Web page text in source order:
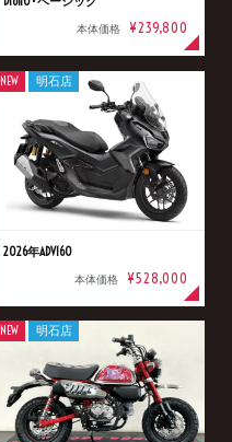
本体価格 ¥239,800
2026年ADV160
本体価格 ¥528,000
NEW 明石店
NEW 明石店